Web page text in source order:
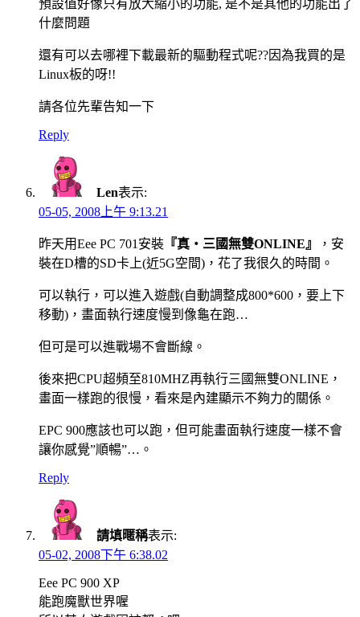
預設值好像只有放大縮小的功能, 是不是其他的功能出了
什麼問題
還有可以去哪裡下載最新的驅動程式呢??因為我買的是
Linux板的呀!!
請各位先輩告知一下
Reply
Len表示:
05-05, 2008上午 9:13.21
昨天用Eee PC 701安裝 『真‧三國無雙ONLINE』
，安
裝在D槽的SD卡上(近5G空間)，花了我很久的時間。
可以執行，可以進入遊戲(自動調整成800*600，要上下
移動)，畫面執行速度慢到像龜在跑…
但可是可以進戰場不會斷線。
後來把CPU超頻至810MHZ再執行三國無雙ONLINE，
畫面一樣跑的很慢，看來是內建顯示不夠力的關係。
EPC 900應該也可以跑，但可能畫面執行速度一樣不會
讓你感覺”順暢”…。
Reply
請填暱稱表示:
05-02, 2008下午 6:38.02
Eee PC 900 XP
能跑魔獸世界喔